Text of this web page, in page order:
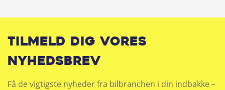
Tilmeld dig vores
nyhedsbrev
Få de vigtigste nyheder fra bilbranchen i din indbakke –